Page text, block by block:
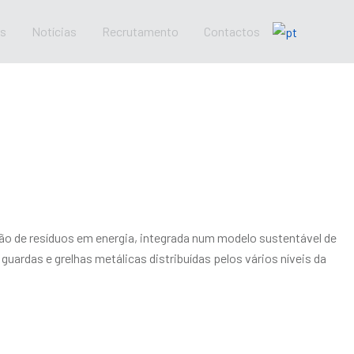
Notícias Recrutamento Contactos
de resíduos em energia, integrada num modelo sustentável de
e grelhas metálicas distribuídas pelos vários níveis da